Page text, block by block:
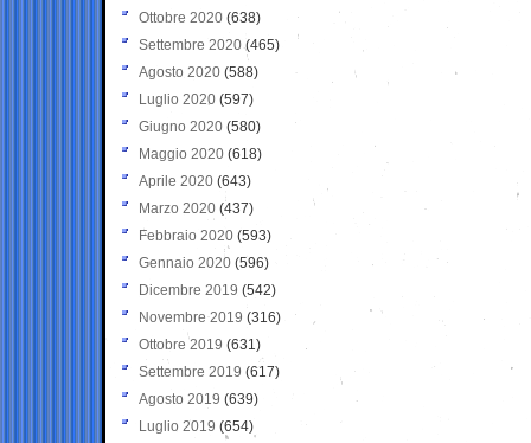
Ottobre 2020 (638)
Settembre 2020(465)
Agosto 2020 (588)
Luglio 2020 (597)
Giugno 2020 (580)
Maggio 2020 (618)
Aprile 2020 (643)
Marzo 2020 (437)
Febbraio 2020 (593)
Gennaio 2020 (596)
Dicembre 2019 (542)
Novembre 2019 (316)
Ottobre 2019 (631)
Settembre 2019 (617)
Agosto 2019 (639)
Luglio 2019 (654)